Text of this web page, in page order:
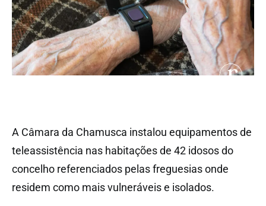
A Câmara da Chamusca instalou equipamentos de
teleassistência nas habitações de 42 idosos do
concelho referenciados pelas freguesias onde
residem como mais vulneráveis e isolados.